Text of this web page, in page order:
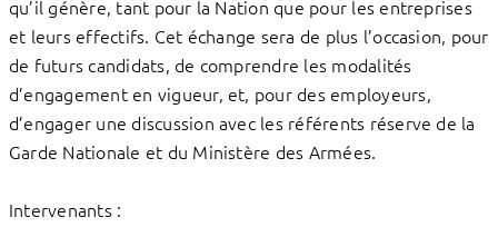
qu’il génère, tant pour la Nation que pour les entreprises
et leurs effectifs. Cet échange sera de plus l’occasion, pour
de futurs candidats, de comprendre les modalités
d’engagement en vigueur, et, pour des employeurs,
d’engager une discussion avec les référents réserve de la
Garde Nationale et du Ministère des Armées.
Intervenants :